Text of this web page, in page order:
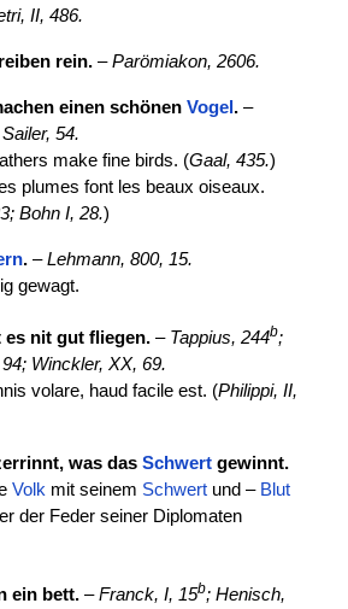
II, 486.
rein.–Parömiakon, 2606.
einen schönen Vogel .–
Sailer, 54.
make fine birds. (Gaal, 435.)
plumes font les beaux oiseaux.
Bohn I, 28.)
.–Lehmann, 800, 15.
gewagt.
es nit gut fliegen.– Tappius, 244b;
Winckler, XX, 69.
volare, haud facile est. (Philippi, II,
was das Schwertgewinnt.
Volk mit seinem Schwertund – Blut
der Feder seiner Diplomaten
ein bett.–Franck, I, 15b; Henisch,